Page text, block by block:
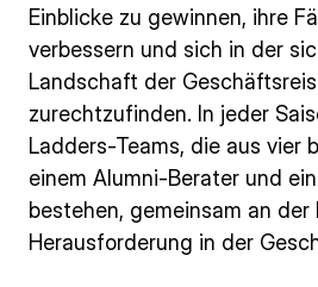
Einblicke zu gewinnen, ihre
verbessern und sich in der
Landschaft der
zurechtzufinden. In jeder
Ladders-Teams, die aus vier
einem Alumni-Berater und
bestehen, gemeinsam an der
Herausforderung in der